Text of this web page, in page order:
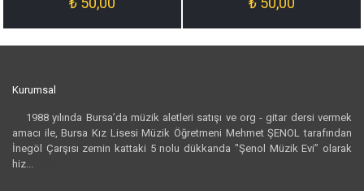
Kurumsal
1988 yılında Bursa’da müzik aletleri satışı ve org - gitar dersi vermek
amacı ile, Bursa Kız Lisesi Müzik Öğretmeni Mehmet ŞENOL tarafından
İnegöl Çarşısı zemin kattaki 5 nolu dükkanda "Şenol Müzik Evi” olarak
hiz...